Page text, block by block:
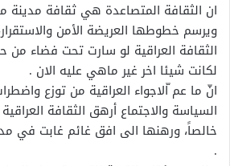
ان الثقافة المتصاعدة هي ثقافة مدينة
ويرسم خطوطها العريضة الأمن
الثقافة العراقية لو سارت تحت فضاء من
لكانت شيئا اخر غير ماهي عليه الان .
انّ ما عم ّالاجواء العراقية من توزع
السياسة والاجتماع أرهق الثقافة
خالصاً، ورهنها الى افق غائم غابت في
.